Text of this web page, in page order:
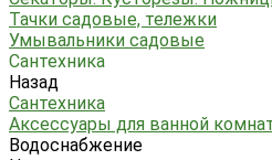
Тачки садовые, тележки
Умывальники садовые
Сантехника
Назад
Сантехника
Аксессуары для ванной
Водоснабжение